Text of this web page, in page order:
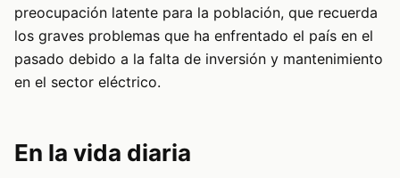
preocupación latente para la población, que recuerda
los graves problemas que ha enfrentado el país en el
pasado debido a la falta de inversión y mantenimiento
en el sector eléctrico.
En la vida diaria